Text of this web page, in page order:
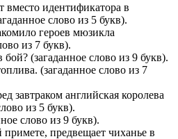
вместо идентификатора в
слово из 5 букв).
героев мюзикла
из 7 букв).
(загаданное слово из 9 букв).
(загаданное слово из 7
завтраком английская королева
из 5 букв).
слово из 9 букв).
предвещает чиханье в